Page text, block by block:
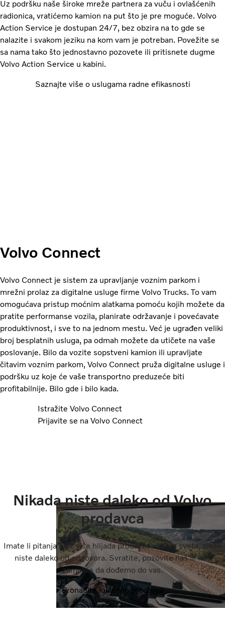
Uz podršku naše široke mreže partnera za vuču i ovlašćenih
radionica, vratićemo kamion na put što je pre moguće. Volvo
Action Service je dostupan 24/7, bez obzira na to gde se
nalazite i svakom jeziku na kom vam je potreban. Povežite se
sa nama tako što jednostavno pozovete ili pritisnete dugme
Volvo Action Service u kabini.
Saznajte više o uslugama radne efikasnosti
Volvo Connect
Volvo Connect je sistem za upravljanje voznim parkom i
mrežni prolaz za digitalne usluge firme Volvo Trucks. To vam
omogućava pristup moćnim alatkama pomoću kojih možete da
pratite performanse vozila, planirate održavanje i povećavate
produktivnost, i sve to na jednom mestu. Već je ugrađen veliki
broj besplatnih usluga, pa odmah možete da utičete na vaše
poslovanje. Bilo da vozite sopstveni kamion ili upravljate
čitavim voznim parkom, Volvo Connect pruža digitalne usluge i
podršku uz koje će vaše transportno preduzeće biti
profitabilnije. Bilo gde i bilo kada.
Istražite Volvo Connect
Prijavite se na Volvo Connect
Nikada niste daleko od Volvo
prodavca
Imate li pitanja? Uz više hiljada prodavaca širom sveta, nikad
niste daleko od odgovora. Svratite, pozovite nas ili nas
zamolite da dođemo do vas.
Pronađite lokalnog prodavca